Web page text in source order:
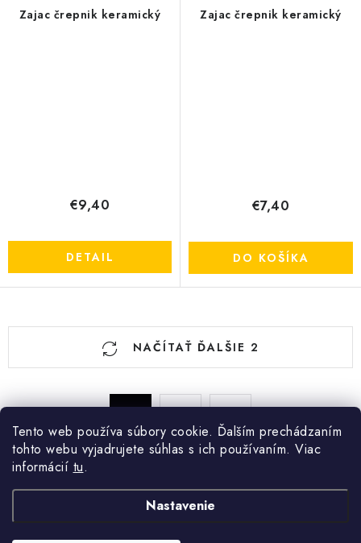
Tento web používa súbory cookie. Ďalším prechádzaním
tohto webu vyjadrujete súhlas s ich používaním. Viac
informácií tu.
Nastavenie
Zajac črepnik keramický
€9,40
DETAIL
Zajac črepnik keramický
€7,40
DO KOŠÍKA
O
á
d
a
c
p
NAČÍTAŤ ĎALŠIE 2
S
t
r
á
k
o
v
+421 910 563 991